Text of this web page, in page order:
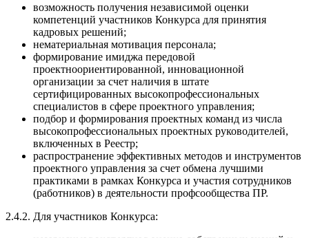
возможность получения независимой оценки
компетенций участников Конкурса для принятия
кадровых решений;
нематериальная мотивация персонала;
формирование имиджа передовой
проектноориентированной, инновационной
организации за счет наличия в штате
сертифицированных высокопрофессиональных
специалистов в сфере проектного управления;
подбор и формирования проектных команд из числа
высокопрофессиональных проектных руководителей,
включенных в Реестр;
распространение эффективных методов и инструментов
проектного управления за счет обмена лучшими
практиками в рамках Конкурса и участия сотрудников
(работников) в деятельности профсообщества ПР.
2.4.2. Для участников Конкурса: